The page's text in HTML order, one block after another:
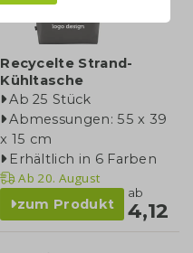
Recycelte Strand-
Kühltasche
Ab 25 Stück
Abmessungen: 55 x 39
x 15 cm
Erhältlich in 6 Farben
Ab 20. August
zum Produkt
ab
4,12